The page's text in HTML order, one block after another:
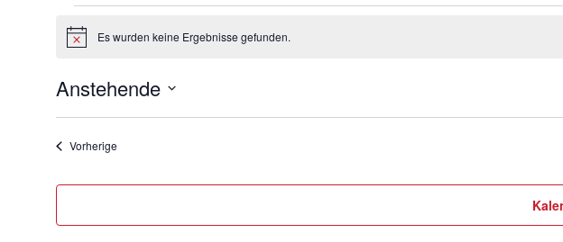
HinweisEs wurden keine Ergebnisse gefunden.
Anstehende
VorherigeVeranstaltungen